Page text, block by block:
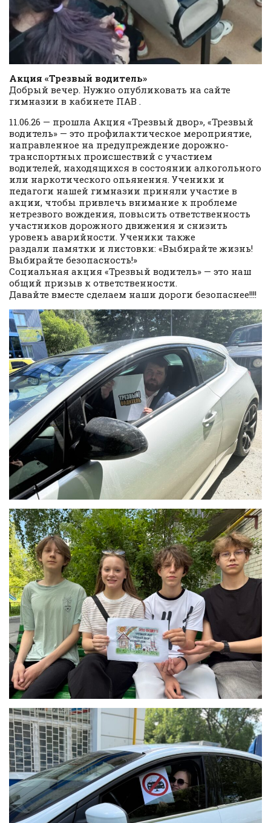
Акция «Трезвый водитель»
Добрый вечер. Нужно опубликовать на сайте
гимназии в кабинете ПАВ .
11.06.26 — прошла Акция «Трезвый двор», «Трезвый
водитель» — это профилактическое мероприятие,
направленное на предупреждение дорожно-
транспортных происшествий с участием
водителей, находящихся в состоянии алкогольного
или наркотического опьянения. Ученики и
педагоги нашей гимназии приняли участие в
акции, чтобы привлечь внимание к проблеме
нетрезвого вождения, повысить ответственность
участников дорожного движения и снизить
уровень аварийности. Ученики также
раздали памятки и листовки: «Выбирайте жизнь!
Выбирайте безопасность!»
Социальная акция «Трезвый водитель» — это наш
общий призыв к ответственности.
Давайте вместе сделаем наши дороги безопаснее!!!!